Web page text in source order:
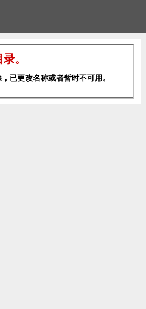
。
已更改名称或者暂时不可用。